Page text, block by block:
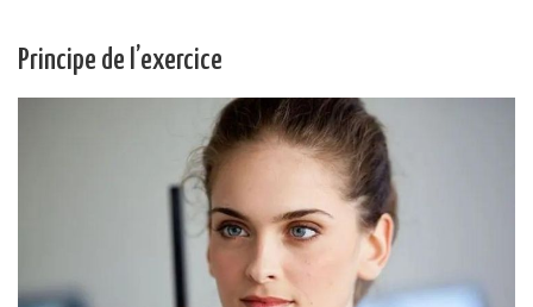
Principe de l’exercice